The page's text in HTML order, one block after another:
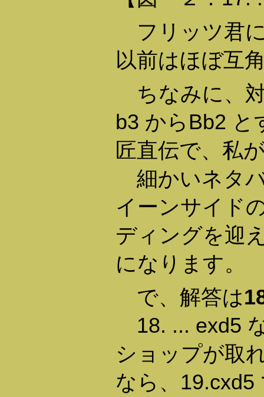
フリッツ君
以前はほぼ互
ちなみに、
b3 からBb2 と
匠直伝で、私
細かいネタ
イーンサイド
ディングを迎
になります。
で、解答は
18. ... exd5
ショップが取
なら、19.cxd5